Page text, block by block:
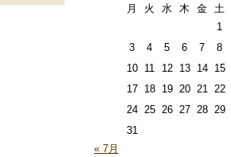
月 火 水 木 金 土
1
3
4 5 6 7 8
10
11 12 13 14 15
17
18 19 20 21 22
24 25 26 27 28 29
31
« 7月